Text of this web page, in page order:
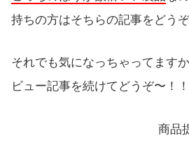
持ちの方はそちらの記事をどうぞ
それでも気になっちゃってます
ビュー記事を続けてどうぞ〜！！
商品